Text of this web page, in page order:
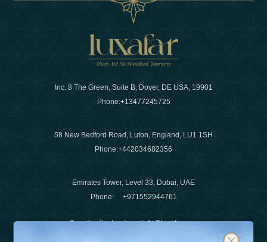
Inc. 8 The Green, Suite B, Dover, DE USA, 19901
Phone:+13477245725
58 New Bedford Road, Luton, England, LU1 1SH
Phone:+442034682356
Emirates Tower, Level 33, Dubai, UAE
Phone: +971552944761
Courrier électronique:info@luxafar.com
Souhaitez-vous en savoir plus sur les dernières
Abonnez-vous à notre newsletter et restez informé